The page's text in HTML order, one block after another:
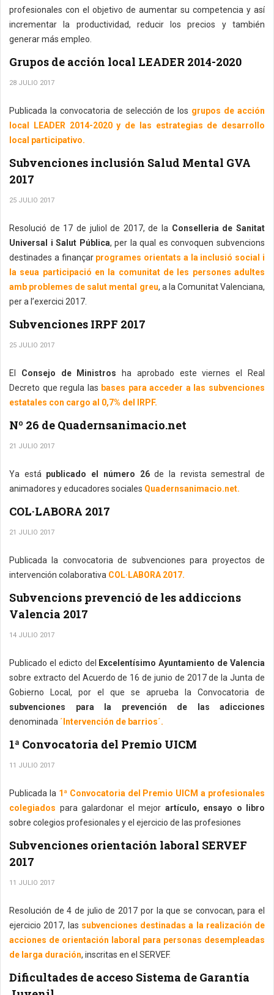
profesionales con el objetivo de aumentar su competencia y así
incrementar la productividad, reducir los precios y también
generar más empleo.
Grupos de acción local LEADER 2014-2020
28 JULIO 2017
Publicada la convocatoria de selección de los grupos de acción
local LEADER 2014-2020 y de las estrategias de desarrollo
local participativo.
Subvenciones inclusión Salud Mental GVA
2017
25 JULIO 2017
Resolució de 17 de juliol de 2017, de la Conselleria de Sanitat
Universal i Salut Pública, per la qual es convoquen subvencions
destinades a finançar programes orientats a la inclusió social i
la seua participació en la comunitat de les persones adultes
amb problemes de salut mental greu, a la Comunitat Valenciana,
per a l’exercici 2017.
Subvenciones IRPF 2017
25 JULIO 2017
El Consejo de Ministros ha aprobado este viernes el Real
Decreto que regula las bases para acceder a las subvenciones
estatales con cargo al 0,7% del IRPF.
Nº 26 de Quadernsanimacio.net
21 JULIO 2017
Ya está publicado el número 26de la revista semestral de
animadores y educadores sociales Quadernsanimacio.net.
COL·LABORA 2017
21 JULIO 2017
Publicada la convocatoria de subvenciones para proyectos de
intervención colaborativa COL·LABORA 2017.
Subvencions prevenció de les addiccions
Valencia 2017
14 JULIO 2017
Publicado el edicto del
Excelentísimo Ayuntamiento de Valencia
sobre extracto del Acuerdo de 16 de junio de 2017 de la Junta de
Gobierno Local, por el que se aprueba la Convocatoria de
subvenciones para la prevención de las adicciones
denominada ´Intervención de barrios´.
1ª Convocatoria del Premio UICM
11 JULIO 2017
Publicada la 1ª Convocatoria del Premio UICM a profesionales
colegiados para galardonar el mejor artículo, ensayo o libro
sobre colegios profesionales y el ejercicio de las profesiones
Subvenciones orientación laboral SERVEF
2017
11 JULIO 2017
Resolución de 4 de julio de 2017 por la que se convocan, para el
ejercicio 2017, las subvenciones destinadas a la realización de
acciones de orientación laboral para personas desempleadas
de larga duración, inscritas en el SERVEF.
Dificultades de acceso Sistema de Garantía